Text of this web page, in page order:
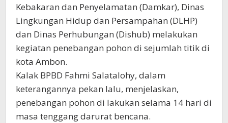
Kebakaran dan Penyelamatan (Damkar), Dinas
Lingkungan Hidup dan Persampahan (DLHP)
dan Dinas Perhubungan (Dishub) melakukan
kegiatan penebangan pohon di sejumlah titik di
kota Ambon.
Kalak BPBD Fahmi Salatalohy, dalam
keterangannya pekan lalu, menjelaskan,
penebangan pohon di lakukan selama 14 hari di
masa tenggang darurat bencana.